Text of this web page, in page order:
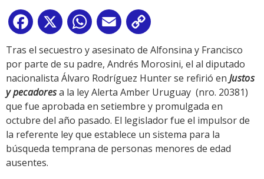
Facebook
X WhatsApp
Email
Link
Tras el secuestro y asesinato de Alfonsina y Francisco
por parte de su padre, Andrés Morosini, el al diputado
nacionalista Álvaro Rodríguez Hunter se refirió en Justos
y pecadoresa la ley Alerta Amber Uruguay (nro. 20381)
que fue aprobada en setiembre y promulgada en
octubre del año pasado. El legislador fue el impulsor de
la referente ley que establece un sistema para la
búsqueda temprana de personas menores de edad
ausentes.